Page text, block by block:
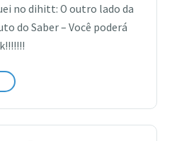
no dihitt: O outro lado da
do Saber – Você poderá